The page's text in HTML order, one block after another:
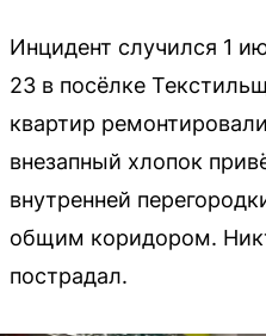
Инцидент случился 1
23 в посёлке
квартир
внезапный хлопок
внутренней
общим коридором.
пострадал.